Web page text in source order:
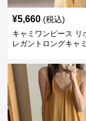
¥5,660 (税込)
キャミワンピース リ
レガントロングキャ